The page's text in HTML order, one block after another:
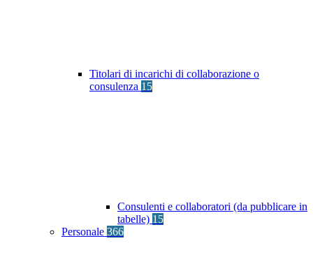
Titolari di incarichi di collaborazione o
consulenza 15
Consulenti e collaboratori (da pubblicare in
tabelle) 15
Personale 366